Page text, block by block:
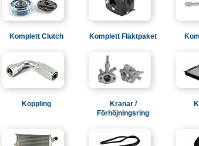
Komplett Clutch Komplett Fläktpaket
Koppling
Kranar /
Förhöjningsring